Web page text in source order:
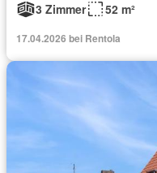
3 Zimmer
52 m²
17.04.2026 bei Rentola